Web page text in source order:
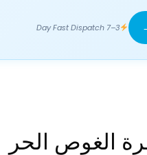
3–7 Day Fast Dispatch
الغوص الحر